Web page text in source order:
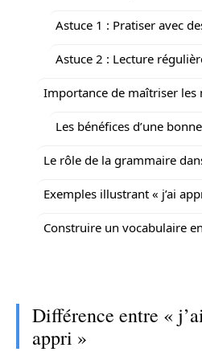
Astuce 1 : Pratiser avec
Astuce 2 : Lecture
Importance de maîtriser les
Les bénéfices d’une
Le rôle de la grammaire
Exemples illustrant « j’ai
Construire un vocabulaire
Différence entre «
appri »